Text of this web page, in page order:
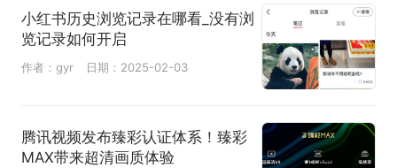
小红书历史浏览记录在哪看_没有浏
览记录如何开启
作者：gyr 日期：2025-02-03
腾讯视频发布臻彩认证体系！臻彩
MAX带来超清画质体验